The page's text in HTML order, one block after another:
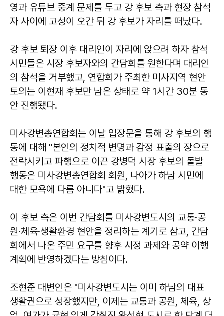
영과 유튜브 중계 문제를 두고 강 후보 측과 현장 참석
자 사이에 고성이 오간 뒤 강 후보가 자리를 떠났다.
강 후보 퇴장 이후 대리인이 자리에 앉으려 하자 참석
시민들은 시장 후보자와의 간담회를 원한다며 대리인
의 참석을 거부했고, 연합회가 주최한 미사지역 현안
토의는 이현재 후보만 남은 상태로 약 1시간 30분 동
안 진행됐다.
미사강변총연합회는 이날 입장문을 통해 강 후보의 행
동에 대해 "본인의 정치적 변명과 감정 표출의 장으로
전락시키고 파행으로 이끈 강병덕 시장 후보의 돌발
행동은 미사강변총연합회 회원, 나아가 하남 시민에
대한 모욕에 다름 아니다"고 밝혔다.
이 후보 측은 이번 간담회를 미사강변도시의 교통·공
원·체육·생활환경 현안을 정리하는 계기로 삼고, 간담
회에서 나온 주민 요구를 향후 시정 과제와 공약 이행
계획에 반영하겠다는 방침이다.
조현준 대변인은 "미사강변도시는 이미 하남의 대표
생활권으로 성장했지만, 이제는 교통과 공원, 체육, 상